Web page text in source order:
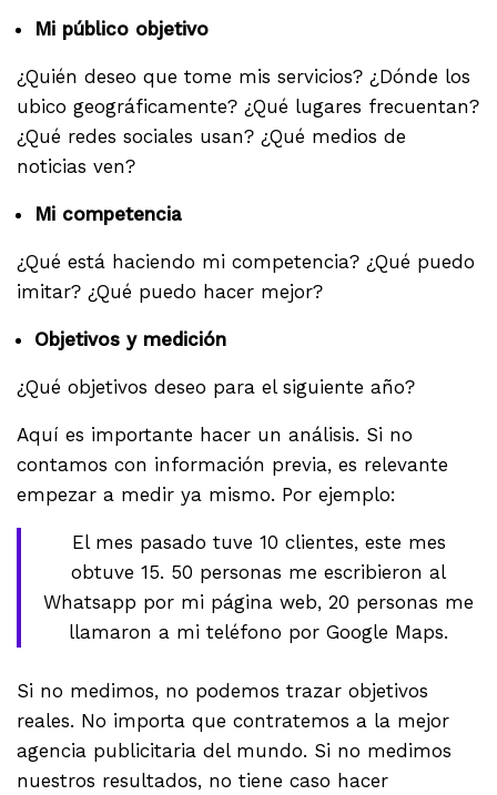
Mi público objetivo
¿Quién deseo que tome mis servicios? ¿Dónde los
ubico geográficamente? ¿Qué lugares frecuentan?
¿Qué redes sociales usan? ¿Qué medios de
noticias ven?
Mi competencia
¿Qué está haciendo mi competencia? ¿Qué puedo
imitar? ¿Qué puedo hacer mejor?
Objetivos y medición
¿Qué objetivos deseo para el siguiente año?
Aquí es importante hacer un análisis. Si no
contamos con información previa, es relevante
empezar a medir ya mismo. Por ejemplo:
El mes pasado tuve 10 clientes, este mes
obtuve 15. 50 personas me escribieron al
Whatsapp por mi página web, 20 personas me
llamaron a mi teléfono por Google Maps.
Si no medimos, no podemos trazar objetivos
reales. No importa que contratemos a la mejor
agencia publicitaria del mundo. Si no medimos
nuestros resultados, no tiene caso hacer